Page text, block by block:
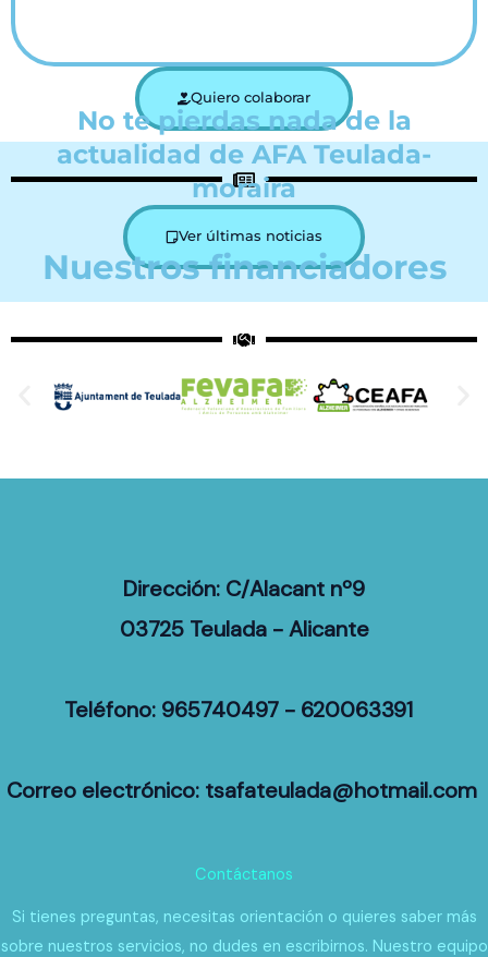
Quiero colaborar
No te pierdas nada de la
actualidad de AFA Teulada-
moraira
Ver últimas noticias
Nuestros financiadores
Dirección: C/Alacant nº9
03725 Teulada - Alicante
Teléfono: 965740497 - 620063391
Correo electrónico: tsafateulada@hotmail.com
Contáctanos
Si tienes preguntas, necesitas orientación o quieres saber más
sobre nuestros servicios, no dudes en escribirnos. Nuestro equipo